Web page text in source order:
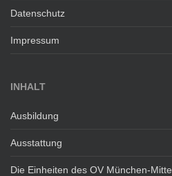
Datenschutz
Impressum
INHALT
Ausbildung
Ausstattung
Die Einheiten des OV München-Mitte